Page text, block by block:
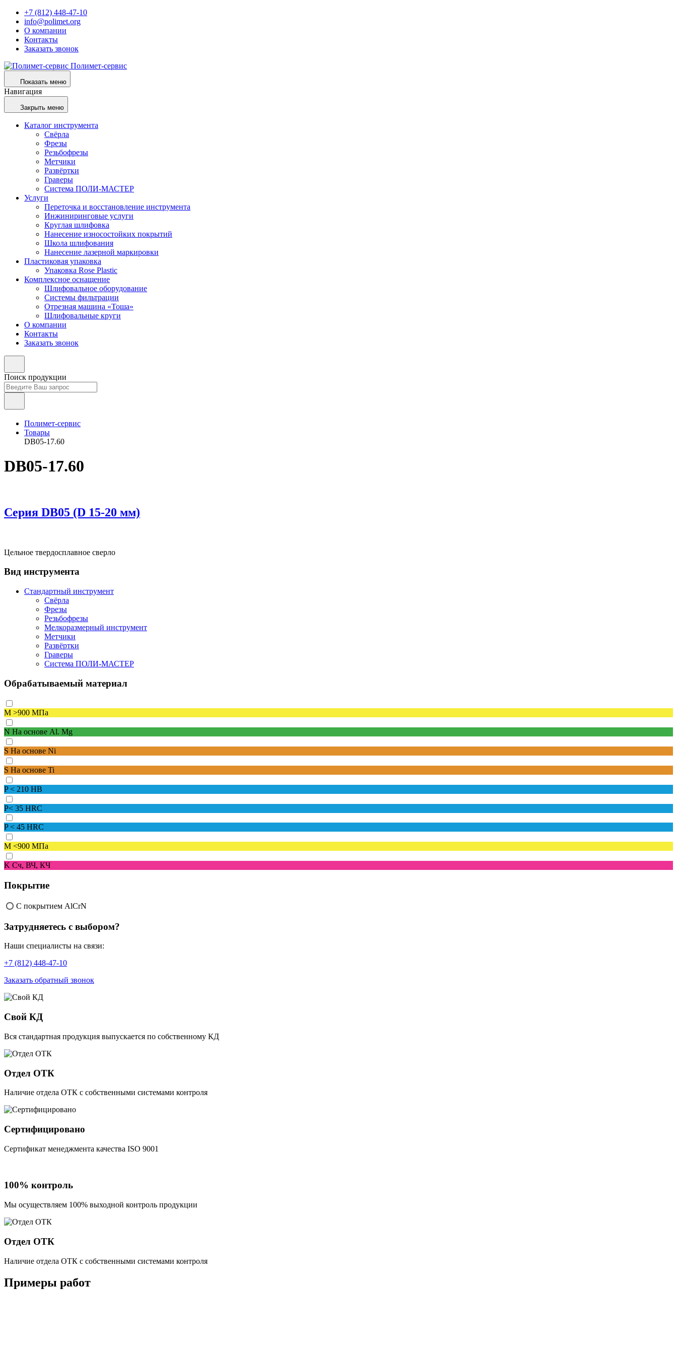
+7 (812) 448-47-10
info@polimet.org
О компании
Контакты
Заказать звонок
Полимет-сервис
Показать меню
Навигация
Закрыть меню
Каталог инструмента
Свёрла
Фрезы
Резьбофрезы
Метчики
Развёртки
Граверы
Система ПОЛИ-МАСТЕР
Услуги
Переточка и восстановление инструмента
Инжиниринговые услуги
Круглая шлифовка
Нанесение износостойких покрытий
Школа шлифования
Нанесение лазерной маркировки
Пластиковая упаковка
Упаковка Rose Plastic
Комплексное оснащение
Шлифовальное оборудование
Системы фильтрации
Отрезная машина «Тоша»
Шлифовальные круги
О компании
Контакты
Заказать звонок
Поиск продукции
Полимет-сервис
Товары
DB05-17.60
DB05-17.60
Серия DВ05 (D 15-20 мм)
Цельное твердосплавное сверло
Вид инструмента
Стандартный инструмент
Свёрла
Фрезы
Резьбофрезы
Мелкоразмерный инструмент
Метчики
Развёртки
Граверы
Система ПОЛИ-МАСТЕР
Обрабатываемый материал
M >900 МПа
N На основе Al. Mg
S На основе Ni
S На основе Ti
P< 210 HB
P< 35 HRC
P< 45 HRC
M <900 МПа
K Сч, ВЧ, КЧ
Покрытие
С покрытием AlCrN
Затрудняетесь с выбором?
Наши специалисты на связи:
+7 (812) 448-47-10
Заказать обратный звонок
Свой КД
Вся стандартная продукция выпускается по собственному КД
Отдел ОТК
Наличие отдела ОТК с собственными системами контроля
Сертифицировано
Сертификат менеджмента качества ISO 9001
100% контроль
Мы осуществляем 100% выходной контроль продукции
Отдел ОТК
Наличие отдела ОТК с собственными системами контроля
Примеры работ